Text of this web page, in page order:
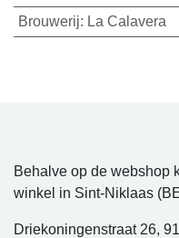
Brouwerij: La Calavera
Behalve op de webshop
winkel in Sint-Niklaas
Driekoningenstraat 26,